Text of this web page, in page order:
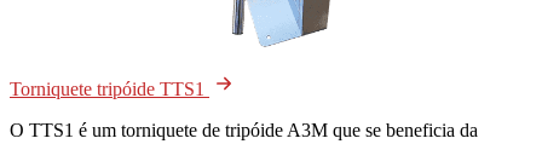
Torniquete tripóide TTS1
O TTS1 é um torniquete de tripóide A3M que se beneficia da